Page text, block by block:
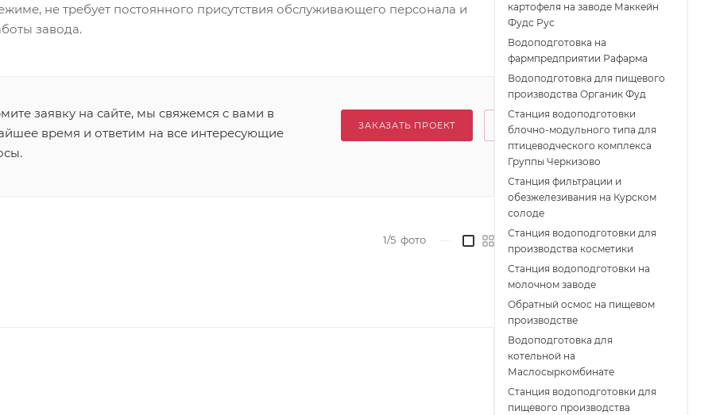
не требует постоянного присутствия обслуживающего персонала и
завода.
заявку на сайте, мы свяжемся с вами в
время и ответим на все интересующие
ЗАКАЗАТЬ ПРОЕКТ
1/5 фото
картофеля на заводе Маккейн
Фудс Рус
Водоподготовка на
фармпредприятии Рафарма
Водоподготовка для пищевого
производства Органик Фуд
Станция водоподготовки
блочно-модульного типа для
птицеводческого комплекса
Группы Черкизово
Станция фильтрации и
обезжелезивания на Курском
солоде
Станция водоподготовки для
производства косметики
Станция водоподготовки на
молочном заводе
Обратный осмос на пищевом
производстве
Водоподготовка для
котельной на
Маслосыркомбинате
Станция водоподготовки для
пищевого производства